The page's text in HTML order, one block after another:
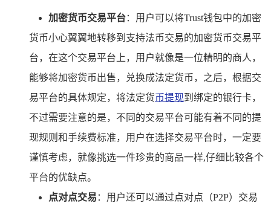
加密货币交易平台：用户可以将Trust钱包中的加密
货币小心翼翼地转移到支持法币交易的加密货币交易平
台，在这个交易平台上，用户就像是一位精明的商人，
能够将加密货币出售，兑换成法定货币，之后，根据交
易平台的具体规定，将法定货币提现到绑定的银行卡，
不过需要注意的是，不同的交易平台可能有着不同的提
现规则和手续费标准，用户在选择交易平台时，一定要
谨慎考虑，就像挑选一件珍贵的商品一样,仔细比较各个
平台的优缺点。
点对点交易 ：用户还可以通过点对点（P2P）交易